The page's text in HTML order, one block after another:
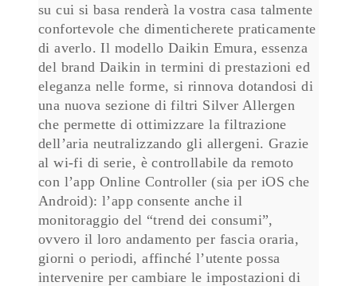
su cui si basa renderà la vostra casa talmente
confortevole che dimenticherete praticamente
di averlo. Il modello Daikin Emura, essenza
del brand Daikin in termini di prestazioni ed
eleganza nelle forme, si rinnova dotandosi di
una nuova sezione di filtri Silver Allergen
che permette di ottimizzare la filtrazione
dell’aria neutralizzando gli allergeni. Grazie
al wi-fi di serie, è controllabile da remoto
con l’app Online Controller (sia per iOS che
Android): l’app consente anche il
monitoraggio del “trend dei consumi”,
ovvero il loro andamento per fascia oraria,
giorni o periodi, affinché l’utente possa
intervenire per cambiare le impostazioni di